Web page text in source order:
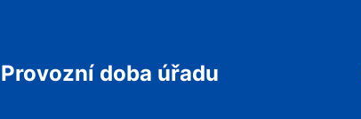
Provozní doba úřadu